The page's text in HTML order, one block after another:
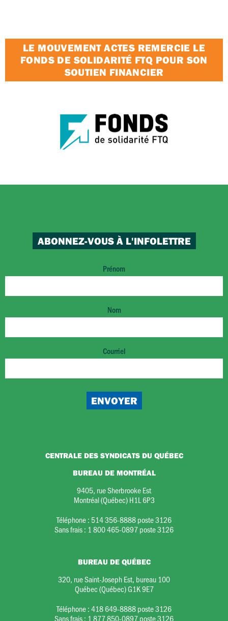
LE MOUVEMENT ACTES REMERCIE LE
FONDS DE SOLIDARITÉ FTQ POUR SON
SOUTIEN FINANCIER
ABONNEZ-VOUS À L'INFOLETTRE
Prénom
Nom
Courriel
CENTRALE DES SYNDICATS DU QUÉBEC
BUREAU DE MONTRÉAL
9405, rue Sherbrooke Est
Montréal (Québec) H1L 6P3
Téléphone : 514 356-8888 poste 3126
Sans frais : 1 800 465-0897 poste 3126
BUREAU DE QUÉBEC
320, rue Saint-Joseph Est, bureau 100
Québec (Québec) G1K 9E7
Téléphone :418 649-8888 poste 3126
Sans frais : 1 877 850-0897 poste 3126